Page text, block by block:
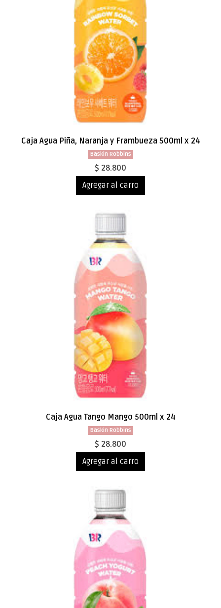
Caja Agua Piña, Naranja y Frambueza 500ml x 24
Baskin Robbins
$ 28.800
Agregar al carro
Caja Agua Tango Mango 500ml x 24
Baskin Robbins
$ 28.800
Agregar al carro